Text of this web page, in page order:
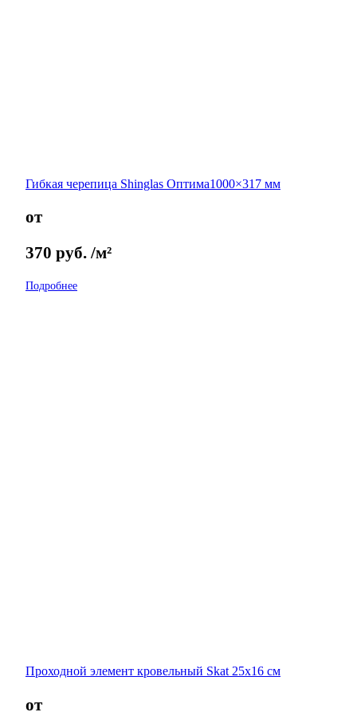
Гибкая черепица Shinglas Оптима1000×317 мм
от
370 руб. /м²
Подробнее
Проходной элемент кровельный Skat 25х16 см
от